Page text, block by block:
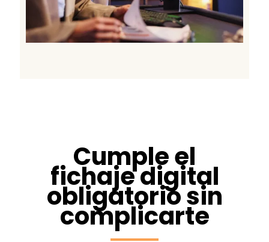
Cumple el
fichaje digital
obligatorio sin
complicarte